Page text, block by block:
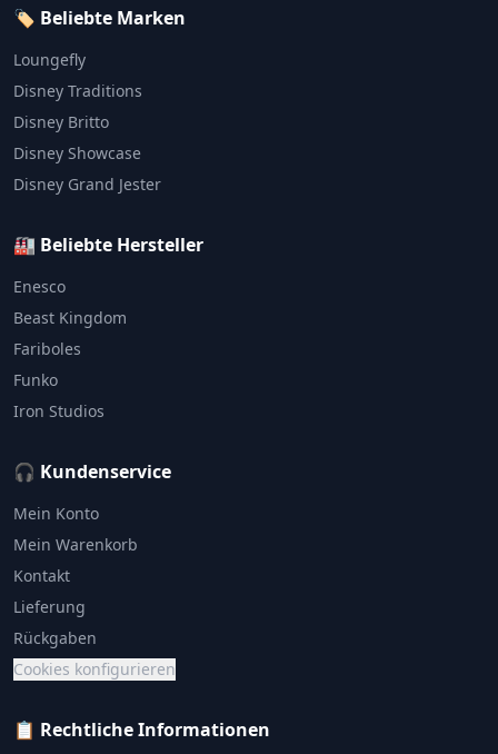
🏷️ Beliebte Marken
Loungefly
Disney Traditions
Disney Britto
Disney Showcase
Disney Grand Jester
🏭 Beliebte Hersteller
Enesco
Beast Kingdom
Fariboles
Funko
Iron Studios
🎧 Kundenservice
Mein Konto
Mein Warenkorb
Kontakt
Lieferung
Rückgaben
Cookies konfigurieren
📋 Rechtliche Informationen